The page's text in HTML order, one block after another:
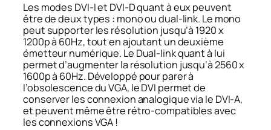
Les modes DVI-I et DVI-D quant à eux peuvent
être de deux types : mono ou dual-link. Le mono
peut supporter les résolution jusqu’à 1920 x
1200p à 60Hz, tout en ajoutant un deuxième
émetteur numérique. Le Dual-link quant à lui
permet d’augmenter la résolution jusqu’à 2560 x
1600p à 60Hz. Développé pour parer à
l’obsolescence du VGA, le DVI permet de
conserver les connexion analogique via le DVI-A,
et peuvent même être rétro-compatibles avec
les connexions VGA !